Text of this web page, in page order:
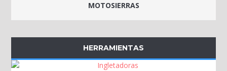
MOTOSIERRAS
HERRAMIENTAS